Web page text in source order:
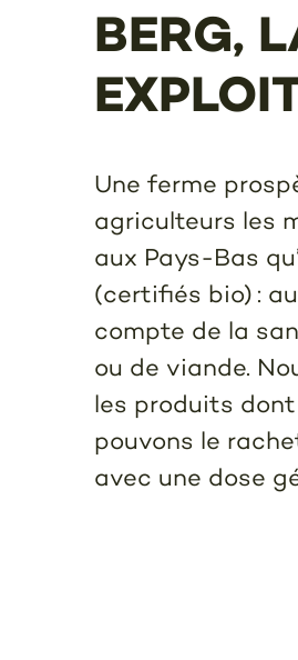
BERG,
Une ferme
agriculteurs les
aux Pays-Bas
(certifiés bio) :
compte de la
ou de viande.
les produits
pouvons le
avec une dose